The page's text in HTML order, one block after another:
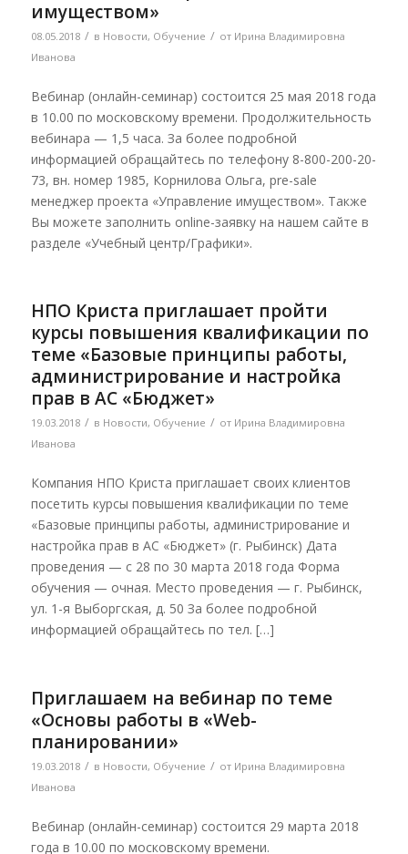
имуществом»
08.05.2018 / в Новости, Обучение / от Ирина Владимировна
Иванова
Вебинар (онлайн-семинар) состоится 25 мая 2018 года
в 10.00 по московскому времени. Продолжительность
вебинара — 1,5 часа. За более подробной
информацией обращайтесь по телефону 8-800-200-20-
73, вн. номер 1985, Корнилова Ольга, pre-sale
менеджер проекта «Управление имуществом». Также
Вы можете заполнить online-заявку на нашем сайте в
разделе «Учебный центр/Графики».
НПО Криста приглашает пройти
курсы повышения квалификации по
теме «Базовые принципы работы,
администрирование и настройка
прав в АС «Бюджет»
19.03.2018 / в Новости, Обучение / от Ирина Владимировна
Иванова
Компания НПО Криста приглашает своих клиентов
посетить курсы повышения квалификации по теме
«Базовые принципы работы, администрирование и
настройка прав в АС «Бюджет» (г. Рыбинск) Дата
проведения — с 28 по 30 марта 2018 года Форма
обучения — очная. Место проведения — г. Рыбинск,
ул. 1-я Выборгская, д. 50 За более подробной
информацией обращайтесь по тел. […]
Приглашаем на вебинар по теме
«Основы работы в «Web-
планировании»
19.03.2018 / в Новости, Обучение / от Ирина Владимировна
Иванова
Вебинар (онлайн-семинар) состоится 29 марта 2018
года в 10.00 по московскому времени.